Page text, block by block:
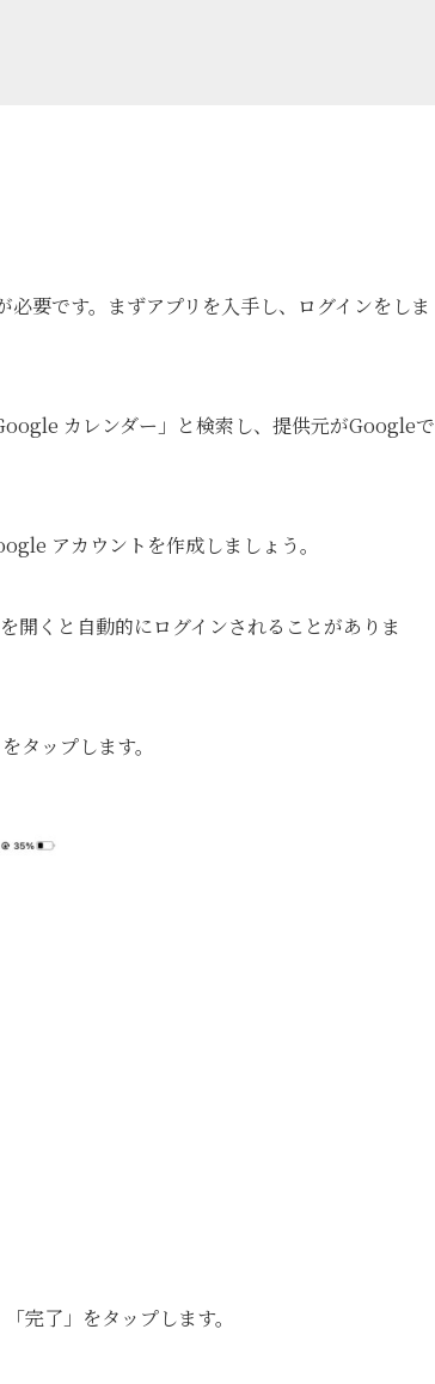
要です。まずアプリを入手し、ログインをしま
カレンダー」と検索し、提供元がGoogleで
アカウントを作成しましょう。
くと自動的にログインされることがありま
タップします。
完了」をタップします。